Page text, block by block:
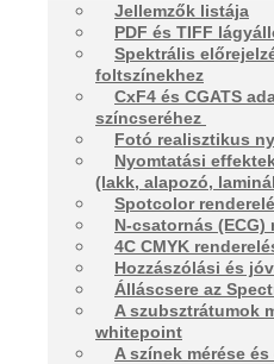
Jellemzők listája
PDF és TIFF
Spektrális
foltszínekhez
CxF4 és CGATS
színcseréhez
Fotó realisztikus
Nyomtatási
(lakk, alapozó,
Spotcolor
N-csatornás (ECG)
4C CMYK
Hozzászólási és
Álláscsere az
A szubsztrátumok
whitepoint
A színek mérése
Lacunasolutions] már
termékeket kínál. Az
rendelkezik.
Az Spectraproof a
történő szimulációhoz.
képes fotórealisztikus
egyszerű
racionalizálásában.